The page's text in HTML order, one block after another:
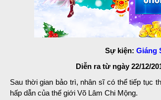
Sự kiện: Giáng
Diễn ra từ ngày 22/12/
Sau thời gian bảo trì, nhân sĩ có thể tiếp tục
hấp dẫn của thế giới Võ Lâm Chi Mộng.